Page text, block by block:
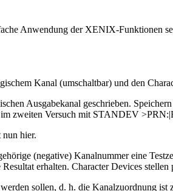
Anwendung der XENIX-Funktionen
Kanal (umschaltbar) und den
Ausgabekanal geschrieben.
zweiten Versuch mit STANDEV
nun hier.
(negative) Kanalnummer eine
erhalten. Character Devices stellen
sollen, d. h. die Kanalzuordnung ist